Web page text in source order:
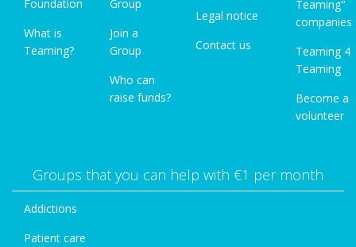
Foundation
What is
Teaming?
Group
Join a
Group
Who can
raise funds?
Legal notice
Contact us
Teaming"
companies
Teaming 4
Teaming
Become a
volunteer
Groups that you can help with €1 per month
Addictions
Patient care